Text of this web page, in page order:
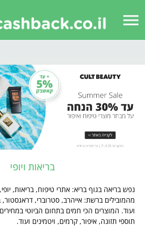
menu
בריאות ויופי
נפש בריאה בגוף בריא: אתרי טיפוח, בריאות,
מהמובילים ברשת: אייהרב, סטרוברי, דראגסטור,
ועוד. המוצרים הכי חמים בתחום הביוטי
תוספי תזונה, איפור, קרמים, ויטמינים ועוד.